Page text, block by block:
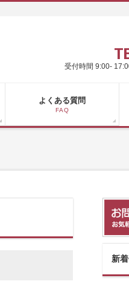
受付時間 9:00-
よくある質問
FAQ
新